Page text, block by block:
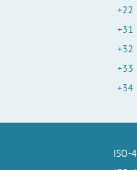
+22
+31
+32
+33
+34
ISO-